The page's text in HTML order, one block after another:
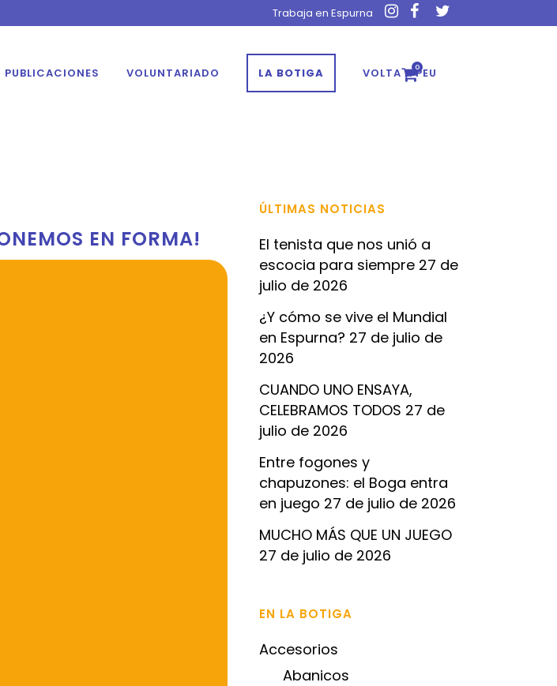
Trabaja en Espurna
0
PUBLICACIONES VOLUNTARIADO LA BOTIGA VOLTA A PEU
EN FORMA!
ÚLTIMAS NOTICIAS
El tenista que nos unió a
escocia para siempre 27 de
julio de 2026
¿Y cómo se vive el Mundial
en Espurna? 27 de julio de
2026
CUANDO UNO ENSAYA,
CELEBRAMOS TODOS 27 de
julio de 2026
Entre fogones y
chapuzones: el Boga entra
en juego 27 de julio de 2026
MUCHO MÁS QUE UN JUEGO
27 de julio de 2026
EN LA BOTIGA
Accesorios
Abanicos